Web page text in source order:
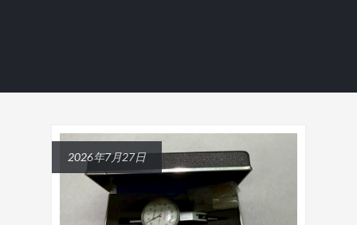
2026年7月27日